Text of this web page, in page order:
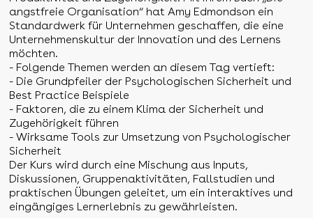
angstfreie Organisation“ hat Amy Edmondson ein
Standardwerk für Unternehmen geschaffen, die eine
Unternehmenskultur der Innovation und des Lernens
möchten.
- Folgende Themen werden an diesem Tag vertieft:
- Die Grundpfeiler der Psychologischen Sicherheit und
Best Practice Beispiele
- Faktoren, die zu einem Klima der Sicherheit und
Zugehörigkeit führen
- Wirksame Tools zur Umsetzung von Psychologischer
Sicherheit
Der Kurs wird durch eine Mischung aus Inputs,
Diskussionen, Gruppenaktivitäten, Fallstudien und
praktischen Übungen geleitet, um ein interaktives und
eingängiges Lernerlebnis zu gewährleisten.